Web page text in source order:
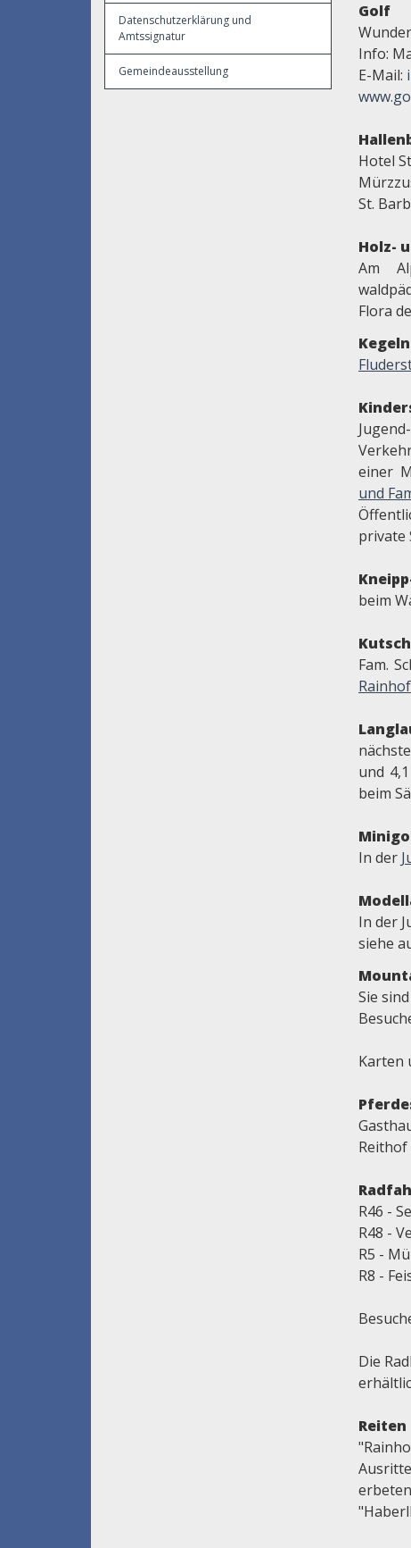
Datenschutzerklärung und
Amtssignatur
Gemeindeausstellung
Golf
Info:
E-Mail:
Hotel
St.
Holz-
Am
Flora
Kegeln
einer
und
private
beim
Fam.
Rainhof
und
beim
In der
In der
siehe
Sie
Karten
Reithof
R46 -
R48 -
R5 -
R8 -
Die
Reiten